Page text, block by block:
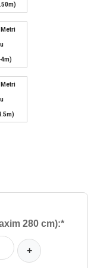
Metri
Metri
280 cm):*
+